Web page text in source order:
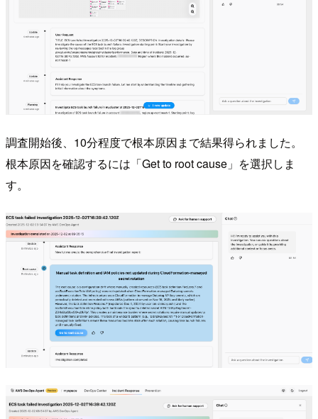
調査開始後、10分程度で根本原因まで結果得られました。
根本原因を確認するには「Get to root cause」を選択しま
す。